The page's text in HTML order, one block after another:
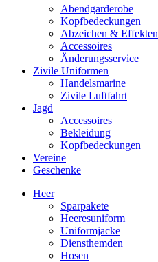
Abendgarderobe
Kopfbedeckungen
Abzeichen & Effekten
Accessoires
Änderungsservice
Zivile Uniformen
Handelsmarine
Zivile Luftfahrt
Jagd
Accessoires
Bekleidung
Kopfbedeckungen
Vereine
Geschenke
Heer
Sparpakete
Heeresuniform
Uniformjacke
Diensthemden
Hosen